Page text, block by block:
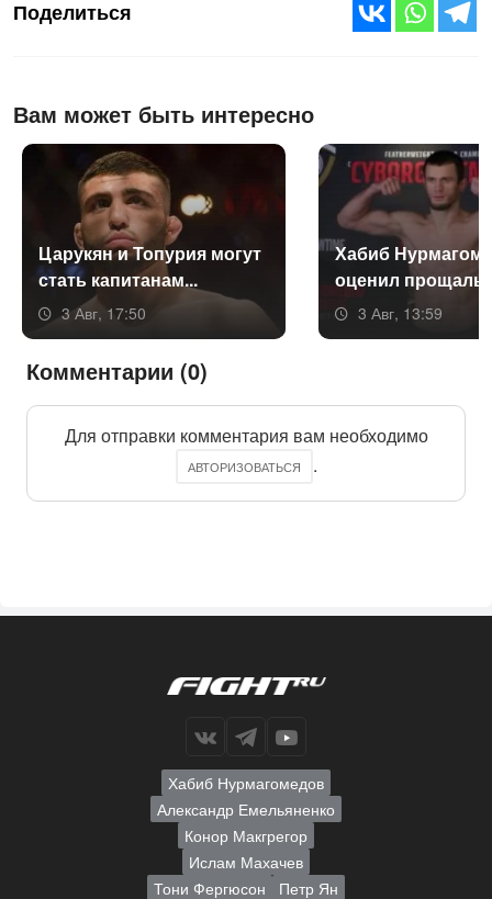
Поделиться
Вам может быть интересно
Ца­рукян и То­пурия мо­гут
стать ка­пита­нам...
3 Авг, 17:50
Ха­биб
оце­нил
3 Авг, 13:59
Комментарии (0)
Для отправки комментария вам необходимо
АВТОРИЗОВАТЬСЯ .
Хабиб Нурмагомедов
Александр Емельяненко
Конор Макгрегор
Ислам Махачев
Тони Фергюсон
Петр Ян